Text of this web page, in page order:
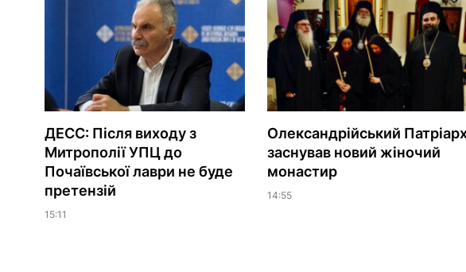
ДЕСС: Після виходу з
Митрополії УПЦ до
Почаївської лаври не буде
претензій
15:11
Олександрійський
заснував новий жіночий
монастир
14:55